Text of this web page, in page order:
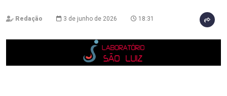
Redação 3 de junho de 2026 18:31